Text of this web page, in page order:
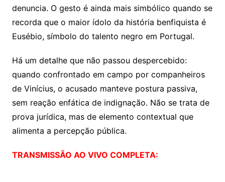
denuncia. O gesto é ainda mais simbólico quando se
recorda que o maior ídolo da história benfiquista é
Eusébio, símbolo do talento negro em Portugal.
Há um detalhe que não passou despercebido:
quando confrontado em campo por companheiros
de Vinícius, o acusado manteve postura passiva,
sem reação enfática de indignação. Não se trata de
prova jurídica, mas de elemento contextual que
alimenta a percepção pública.
TRANSMISSÃO AO VIVO COMPLETA: